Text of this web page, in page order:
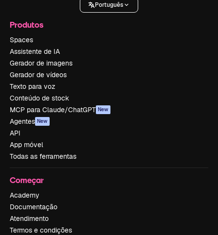
Português
Produtos
Spaces
Assistente de IA
Gerador de imagens
Gerador de vídeos
Texto para voz
Conteúdo de stock
MCP para Claude/ChatGPT New
Agentes New
API
App móvel
Todas as ferramentas
Começar
Academy
Documentação
Atendimento
Termos e condições